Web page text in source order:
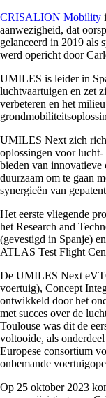
CRISALION Mobility
aanwezigheid, dat
gelanceerd in 2019 als
werd opericht door
UMILES is leider in
luchtvaartuigen en zet
verbeteren en het
UMILES Next zich
oplossingen voor
bieden van innovatieve
duurzaam om te gaan
synergieën van
Het eerste vliegende
het Research and
(gevestigd in Spanje)
ATLAS Test Flight
De UMILES Next
voertuig), Concept
ontwikkeld door het
met succes over de
Toulouse was dit de
voltooide, als
Europese consortium
onbemande
Op 25 oktober 2023